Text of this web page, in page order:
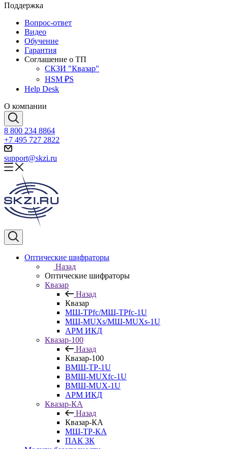
Поддержка
Вопрос-ответ
Видео
Обучение
Гарантия
Соглашение о ТП
СКЗИ "Квазар"
HSM ₽S
Help Desk
О компании
8 800 234 8864
+7 495 727 2822
support@skzi.ru
Оптические шифраторы
Назад
Оптические шифраторы
Квазар
Назад
Квазар
МШ-ТРfc/МШ-ТРfc-1U
МШ-MUXs/МШ-MUXs-1U
АРМ ИКД
Квазар-100
Назад
Квазар-100
ВМШ-ТР-1U
ВМШ-MUXfc-1U
ВМШ-MUX-1U
АРМ ИКД
Квазар-КА
Назад
Квазар-КА
МШ-ТР-КА
ПАК ЗК